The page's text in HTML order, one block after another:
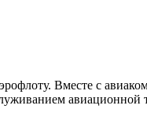
Вместе с
авиационной